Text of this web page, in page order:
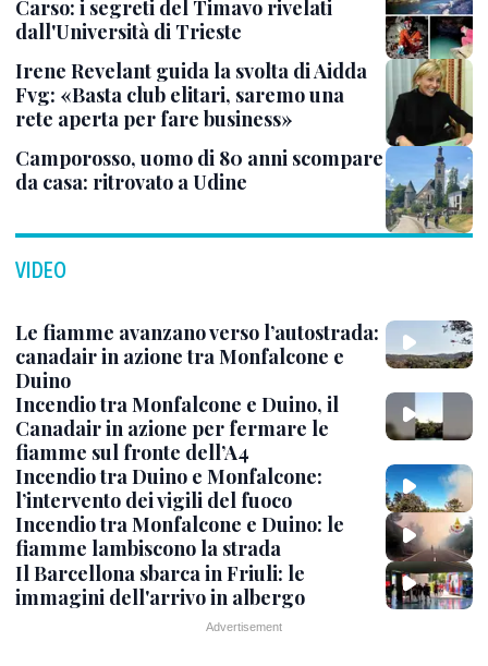
Carso: i segreti del Timavo rivelati
dall'Università di Trieste
Irene Revelant guida la svolta di Aidda
Fvg: «Basta club elitari, saremo una
rete aperta per fare business»
Camporosso, uomo di 80 anni scompare
da casa: ritrovato a Udine
VIDEO
Le fiamme avanzano verso l’autostrada:
canadair in azione tra Monfalcone e
Duino
Incendio tra Monfalcone e Duino, il
Canadair in azione per fermare le
fiamme sul fronte dell’A4
Incendio tra Duino e Monfalcone:
l’intervento dei vigili del fuoco
Incendio tra Monfalcone e Duino: le
fiamme lambiscono la strada
Il Barcellona sbarca in Friuli: le
immagini dell'arrivo in albergo